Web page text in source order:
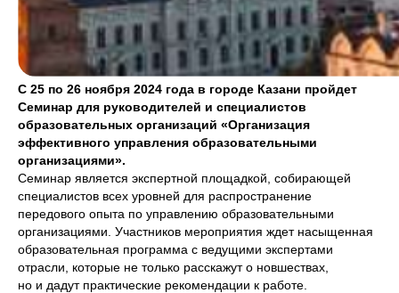
С 25 по 26 ноября 2024 года в городе Казани пройдет
Семинар для руководителей и специалистов
образовательных организаций «Организация
эффективного управления образовательными
организациями».
Семинар является экспертной площадкой, собирающей
специалистов всех уровней для распространение
передового опыта по управлению образовательными
организациями. Участников мероприятия ждет насыщенная
образовательная программа с ведущими экспертами
отрасли, которые не только расскажут о новшествах,
но и дадут практические рекомендации к работе.